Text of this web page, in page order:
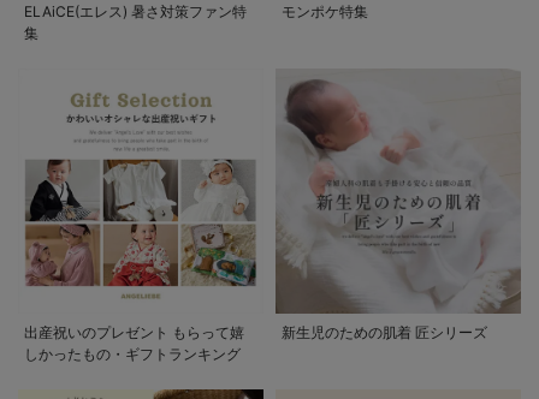
ELAiCE(エレス) 暑さ対策ファン特
集
モンポケ特集
出産祝いのプレゼント もらって嬉
しかったもの・ギフトランキング
新生児のための肌着 匠シリーズ